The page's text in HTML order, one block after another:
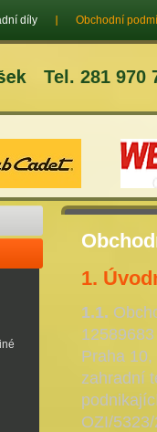
Tel. 281 970
díly Obchodní
1.
1.1.
Praha
zahradní
OZI/